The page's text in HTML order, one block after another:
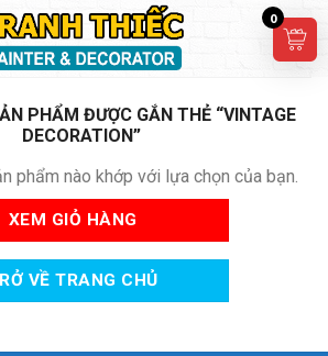
PHẨM ĐƯỢC GẮN THẺ “VINTAGE
DECORATION”
phẩm nào khớp với lựa chọn của bạn.
XEM GIỎ HÀNG
VỀ TRANG CHỦ
0